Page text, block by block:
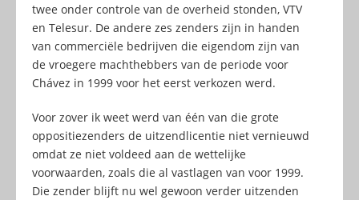
twee onder controle van de overheid stonden, VTV
en Telesur. De andere zes zenders zijn in handen
van commerciële bedrijven die eigendom zijn van
de vroegere machthebbers van de periode voor
Chávez in 1999 voor het eerst verkozen werd.
Voor zover ik weet werd van één van die grote
oppositiezenders de uitzendlicentie niet vernieuwd
omdat ze niet voldeed aan de wettelijke
voorwaarden, zoals die al vastlagen van voor 1999.
Die zender blijft nu wel gewoon verder uitzenden